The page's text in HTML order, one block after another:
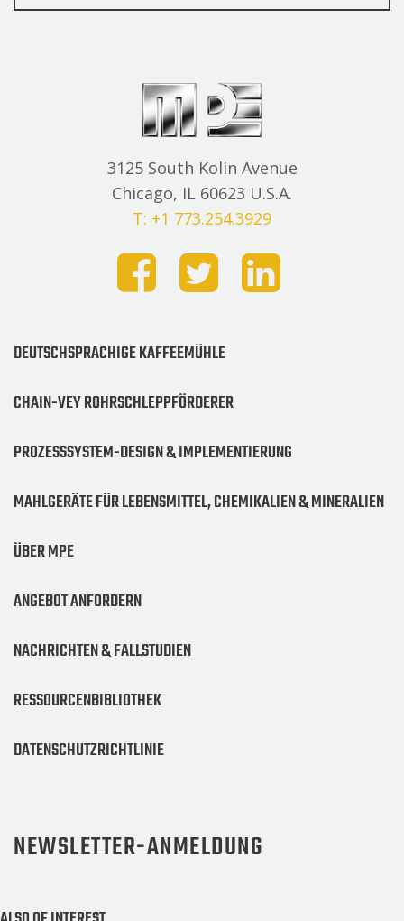
3125 South Kolin Avenue
Chicago, IL 60623 U.S.A.
T: +1 773.254.3929
DEUTSCHSPRACHIGE KAFFEEMÜHLE
CHAIN-VEY ROHRSCHLEPPFÖRDERER
PROZESSSYSTEM-DESIGN & IMPLEMENTIERUNG
MAHLGERÄTE FÜR LEBENSMITTEL, CHEMIKALIEN & MINERALIEN
ÜBER MPE
ANGEBOT ANFORDERN
NACHRICHTEN & FALLSTUDIEN
RESSOURCENBIBLIOTHEK
DATENSCHUTZRICHTLINIE
NEWSLETTER-ANMELDUNG